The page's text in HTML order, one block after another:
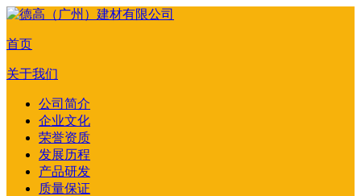
首页
关于我们
公司简介
企业文化
荣誉资质
发展历程
产品研发
质量保证